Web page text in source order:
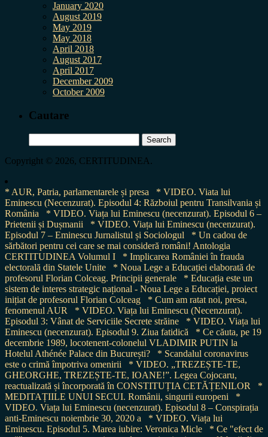
January 2020
August 2019
May 2019
May 2018
April 2018
August 2017
April 2017
December 2009
October 2009
Cautare
for:
Copyright © 2026, CERTITUDINEA.
* AUR, Patria, parlamentarele și presa
* VIDEO. Viata lui
Eminescu (Necenzurat). Episodul 4: Războiul pentru Transilvania și
România
* VIDEO. Viața lui Eminescu (necenzurat). Episodul 6 –
Prietenii și Dușmanii
* VIDEO. Viața lui Eminescu (necenzurat).
Episodul 7 – Eminescu Jurnalistul și Sociologul
* Un cadou de
sărbători pentru cei care se mai consideră români! Antologia
CERTITUDINEA Volumul I
* Implicarea României în frauda
electorală din Statele Unite
* Noua Lege a Educației elaborată de
profesorul Florian Colceag. Principii generale
* Educația este un
sistem de interes strategic național - Noua Lege a Educației, proiect
inițiat de profesorul Florian Colceag
* Cum am ratat noi, presa,
fenomenul AUR
* VIDEO. Viața lui Eminescu (Necenzurat).
Episodul 3: Vânat de Serviciile Secrete străine
* VIDEO. Viața lui
Eminescu (necenzurat). Episodul 9. Ziua fatidică
* Ce căuta, pe 19
decembrie 1989, locotenent-colonelul VLADIMIR PUTIN la
Hotelul Athénée Palace din București?
* Scandalul coronavirus
este o crimă împotriva omenirii
* VIDEO. „TREZEȘTE-TE,
GHEORGHE, TREZEȘTE-TE, IOANE!”. Legea Cojocaru,
reactualizată și încorporată în CONSTITUȚIA CETĂȚENILOR
*
MEDITAȚIILE UNUI SECUI. Românii, singurii europeni
*
VIDEO. Viața lui Eminescu (necenzurat). Episodul 8 – Conspirația
anti-Eminescu noiembrie 30, 2020 a
* VIDEO. Viața lui
Eminescu. Episodul 5. Marea iubire: Veronica Micle
* Ce "efect de